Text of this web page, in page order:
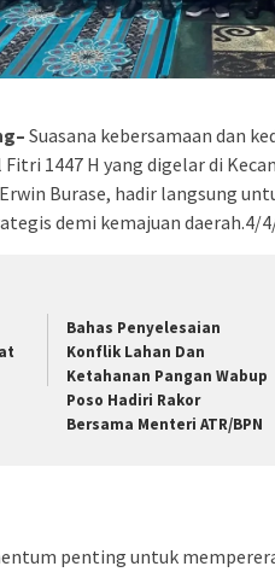
Suasana kebersamaan dan
1447 H yang digelar di
Burase, hadir langsung
demi kemajuan daerah.4/
Bahas Penyelesaian
Konflik Lahan Dan
Ketahanan Pangan Wabup
Poso Hadiri Rakor
Bersama Menteri ATR/BPN
penting untuk